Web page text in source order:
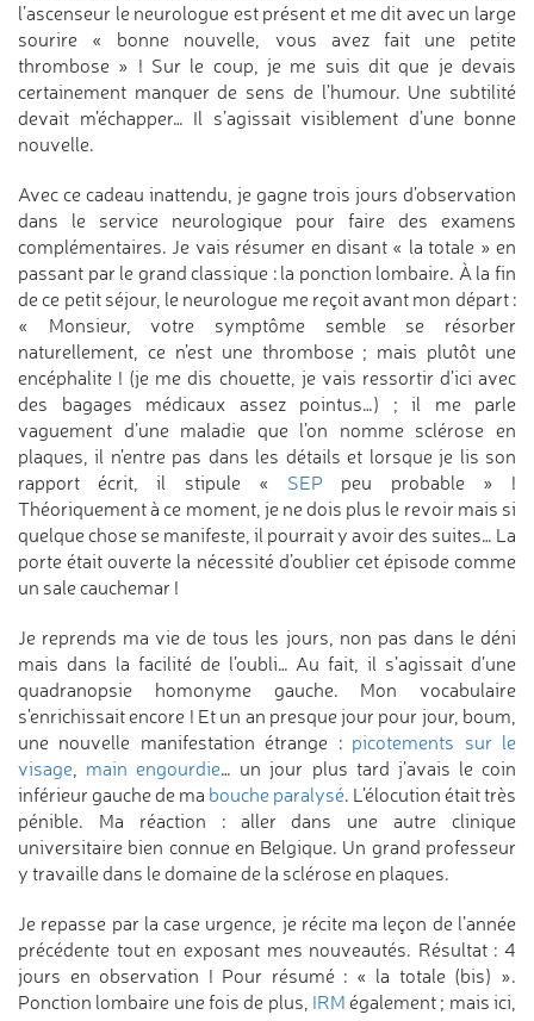
l’ascenseur le neurologue est présent et me dit avec un large
sourire « bonne nouvelle, vous avez fait une petite
thrombose » ! Sur le coup, je me suis dit que je devais
certainement manquer de sens de l’humour. Une subtilité
devait m’échapper… Il s’agissait visiblement d’une bonne
nouvelle.
Avec ce cadeau inattendu, je gagne trois jours d’observation
dans le service neurologique pour faire des examens
complémentaires. Je vais résumer en disant « la totale » en
passant par le grand classique : la ponction lombaire. À la fin
de ce petit séjour, le neurologue me reçoit avant mon départ :
« Monsieur, votre symptôme semble se résorber
naturellement, ce n’est une thrombose ; mais plutôt une
encéphalite ! (je me dis chouette, je vais ressortir d’ici avec
des bagages médicaux assez pointus…) ; il me parle
vaguement d’une maladie que l’on nomme sclérose en
plaques, il n’entre pas dans les détails et lorsque je lis son
rapport écrit, il stipule « SEP peu probable » !
Théoriquement à ce moment, je ne dois plus le revoir mais si
quelque chose se manifeste, il pourrait y avoir des suites… La
porte était ouverte la nécessité d’oublier cet épisode comme
un sale cauchemar !
Je reprends ma vie de tous les jours, non pas dans le déni
mais dans la facilité de l’oubli… Au fait, il s’agissait d’une
quadranopsie homonyme gauche. Mon vocabulaire
s’enrichissait encore ! Et un an presque jour pour jour, boum,
une nouvelle manifestation étrange : picotements sur le
visage, main engourdie… un jour plus tard j’avais le coin
inférieur gauche de ma bouche paralysé. L’élocution était très
pénible. Ma réaction : aller dans une autre clinique
universitaire bien connue en Belgique. Un grand professeur
y travaille dans le domaine de la sclérose en plaques.
Je repasse par la case urgence, je récite ma leçon de l’année
précédente tout en exposant mes nouveautés. Résultat : 4
jours en observation ! Pour résumé : « la totale (bis) ».
Ponction lombaire une fois de plus, IRM également ; mais ici,